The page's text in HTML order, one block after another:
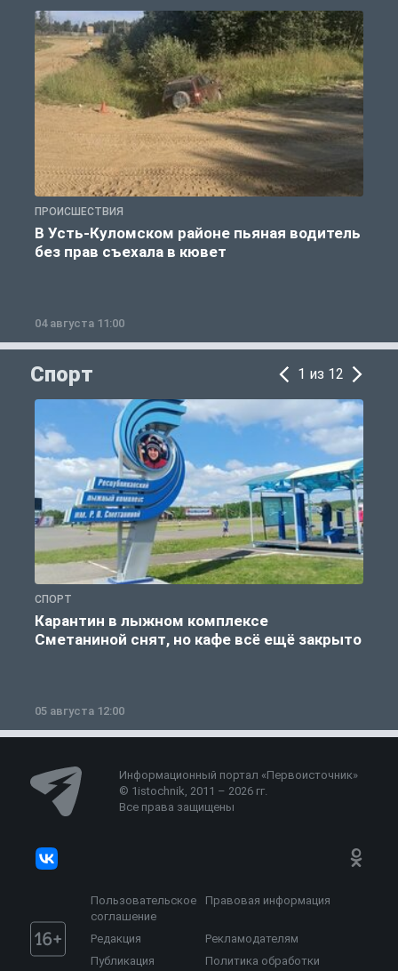
ПРОИСШЕСТВИЯ
В Усть-Куломском районе пьяная водитель
без прав съехала в кювет
04 августа 11:00
Спорт 1 из 12
СПОРТ
Карантин в лыжном комплексе
Сметаниной снят, но кафе всё ещё закрыто
05 августа 12:00
Информационный портал «Первоисточник»
© 1istochnik, 2011 – 2026 гг.
Все права защищены
Пользовательское
соглашение
Правовая информация
Редакция
Рекламодателям
Публикация
Политика обработки